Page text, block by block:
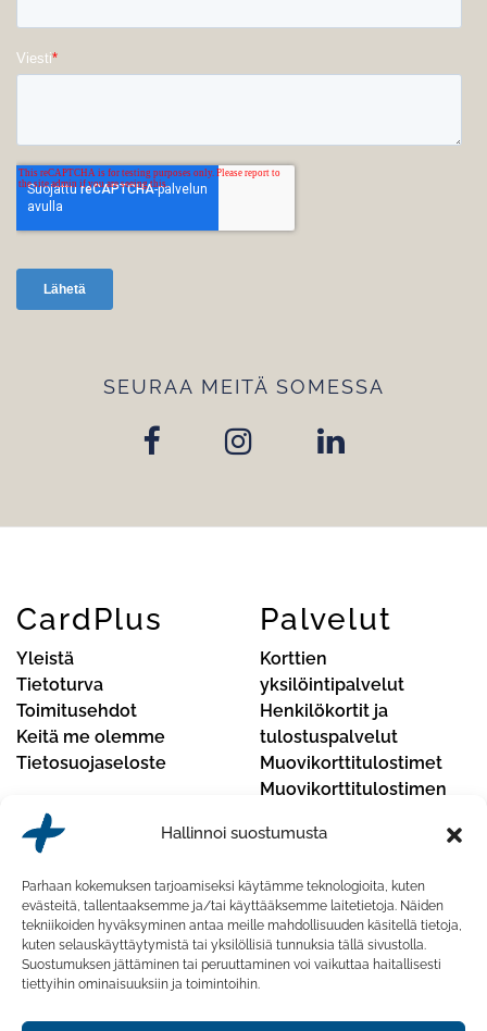
Hallinnoi suostumusta
Parhaan kokemuksen tarjoamiseksi käytämme teknologioita, kuten
evästeitä, tallentaaksemme ja/tai käyttääksemme laitetietoja. Näiden
tekniikoiden hyväksyminen antaa meille mahdollisuuden käsitellä tietoja,
kuten selauskäyttäytymistä tai yksilöllisiä tunnuksia tällä sivustolla.
Suostumuksen jättäminen tai peruuttaminen voi vaikuttaa haitallisesti
tiettyihin ominaisuuksiin ja toimintoihin.
SEURAA MEITÄ SOMESSA
CardPlus
Yleistä
Tietoturva
Toimitusehdot
Keitä me olemme
Tietosuojaseloste
Palvelut
Korttien
yksilöintipalvelut
Henkilökortit ja
tulostuspalvelut
Muovikorttitulostimet
Muovikorttitulostimen
Yhteystiedot
CardPlus Oy
Koskelontie 23 F, 02920 Espoo, Finland
Puhelinnumero:020 741 7430